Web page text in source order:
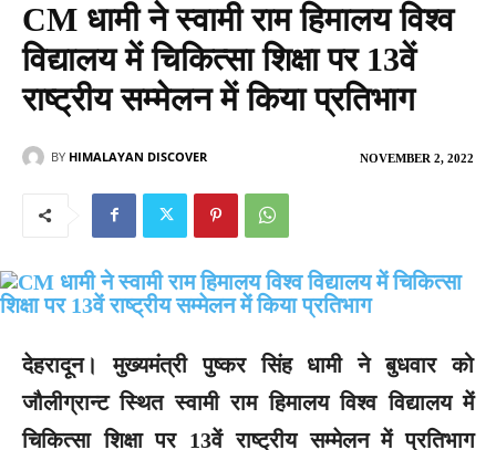
CM धामी ने स्वामी राम हिमालय विश्व
विद्यालय में चिकित्सा शिक्षा पर 13वें
राष्ट्रीय सम्मेलन में किया प्रतिभाग
NOVEMBER 2, 2022
BY HIMALAYAN DISCOVER
देहरादून।
मुख्यमंत्री पुष्कर सिंह धामी ने बुधवार को
जौलीग्रान्ट स्थित स्वामी राम हिमालय विश्व विद्यालय में
चिकित्सा शिक्षा पर 13वें राष्ट्रीय सम्मेलन में प्रतिभाग